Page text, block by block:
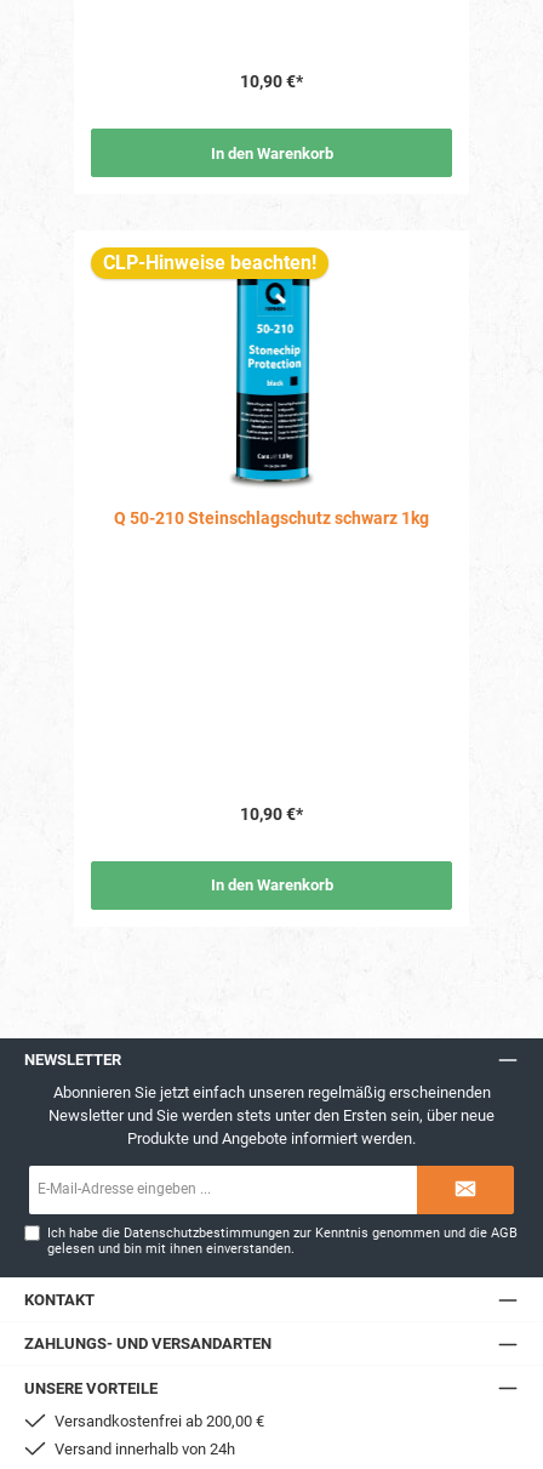
10,90 €*
In den Warenkorb
CLP-Hinweise beachten!
Q 50-210 Steinschlagschutz schwarz 1kg
10,90 €*
In den Warenkorb
NEWSLETTER
Abonnieren Sie jetzt einfach unseren regelmäßig erscheinenden
Newsletter und Sie werden stets unter den Ersten sein, über neue
Produkte und Angebote informiert werden.
Ich habe die Datenschutzbestimmungen zur Kenntnis genommen und dieAGB
gelesen und bin mit ihnen einverstanden.
KONTAKT
ZAHLUNGS- UND VERSANDARTEN
UNSERE VORTEILE
Versandkostenfrei ab 200,00 €
Versand innerhalb von 24h